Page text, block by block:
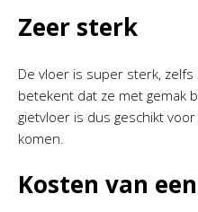
Zeer sterk
De vloer is super sterk,
betekent dat ze met gemak
gietvloer is dus geschikt
komen.
Kosten van